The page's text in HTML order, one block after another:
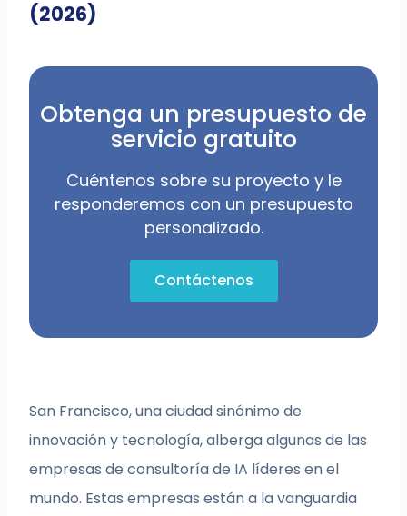
(2026)
Obtenga un presupuesto de
servicio gratuito
Cuéntenos sobre su proyecto y le
responderemos con un presupuesto
personalizado.
Contáctenos
San Francisco, una ciudad sinónimo de
innovación y tecnología, alberga algunas de las
empresas de consultoría de IA líderes en el
mundo. Estas empresas están a la vanguardia